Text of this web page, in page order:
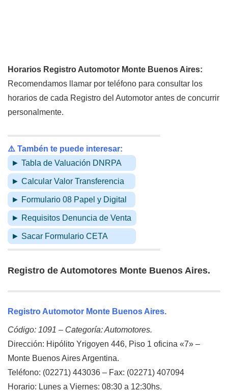
Horarios Registro Automotor Monte Buenos Aires:
Recomendamos llamar por teléfono para consultar los
horarios de cada Registro del Automotor antes de concurrir
personalmente.
⚠️ Tambén te puede interesar:
► Tabla de Valuación DNRPA
► Calcular Valor Transferencia
► Formulario 08 Papel y Digital
► Requisitos Denuncia de Venta
► Sacar Formulario CETA
Registro de Automotores Monte Buenos Aires.
Registro Automotor Monte Buenos Aires.
Código: 1091 – Categoría: Automotores.
Dirección: Hipólito Yrigoyen 446, Piso 1 oficina «7» –
Monte Buenos Aires Argentina.
Teléfono: (02271) 443036 – Fax: (02271) 407094
Horario: Lunes a Viernes: 08:30 a 12:30hs.